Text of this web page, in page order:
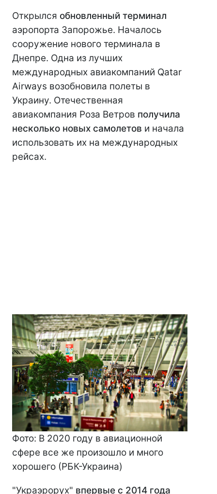
Открылся обновленный терминал
аэропорта Запорожье. Началось
сооружение нового терминала в
Днепре. Одна из лучших
международных авиакомпаний Qatar
Airways возобновила полеты в
Украину. Отечественная
авиакомпания Роза Ветров получила
несколько новых самолетов и начала
использовать их на международных
рейсах.
Фото: В 2020 году в авиационной
сфере все же произошло и много
хорошего (РБК-Украина)
"Украэрорух" впервые с 2014 года